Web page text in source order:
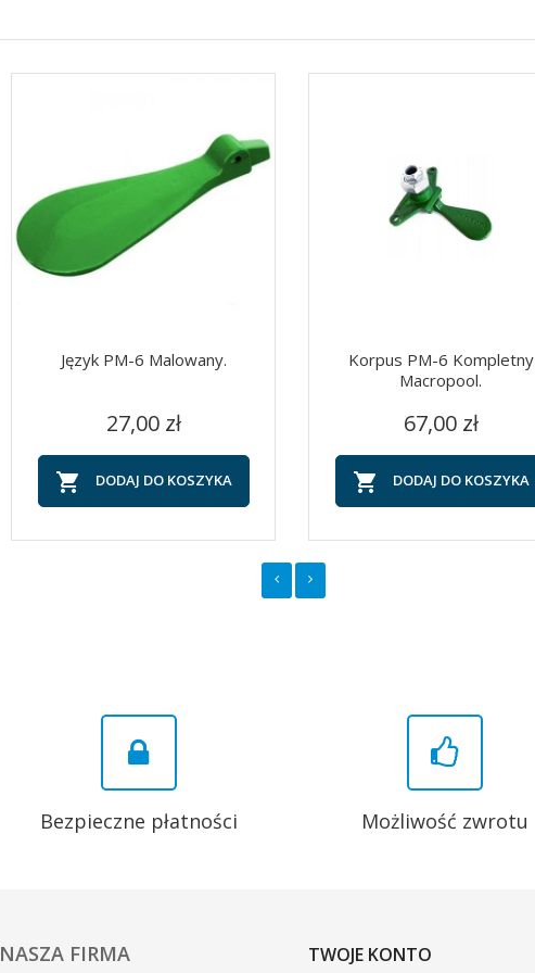
Szybki podgląd
Język PM-6 Malowany.
Cena
27,00 zł
 DODAJ DO KOSZYKA
Szybki podgląd
Korpus PM-6 Kompletny
Macropool.
Cena
67,00 zł
 DODAJ DO KOSZYKA
Bezpieczne płatności Możliwość zwrotu
NASZA FIRMA TWOJE KONTO